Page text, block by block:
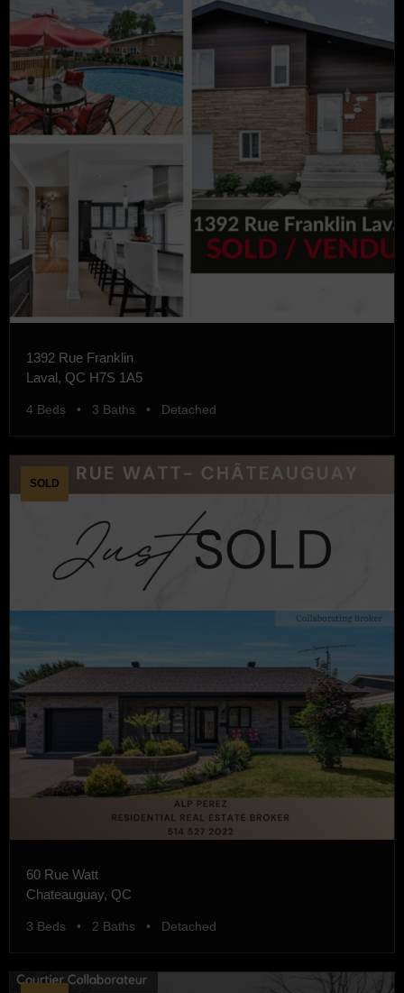
1392 Rue Franklin
Laval, QC H7S 1A5
4 Beds • 3 Baths • Detached
SOLD
60 Rue Watt
Chateauguay, QC
3 Beds • 2 Baths • Detached